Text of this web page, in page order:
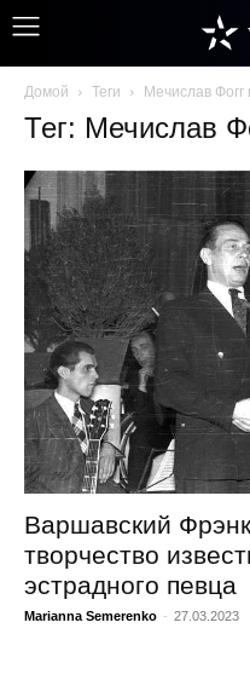
Домой Теги Мечислав Фогг
Тег: Мечислав
Варшавский
творчество
эстрадного певца
Marianna Semerenko - 27.03.2023